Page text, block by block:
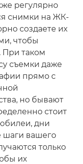
регулярно
снимки на ЖК-
создаете их
чтобы
При таком
съемки даже
прямо с
но бывают
стоит
дни
шаги вашего
только
их